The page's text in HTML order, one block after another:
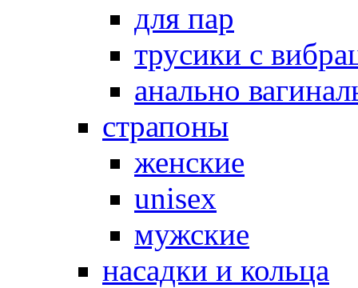
для пар
трусики с
анально
страпоны
женские
unisex
мужские
насадки и кольца